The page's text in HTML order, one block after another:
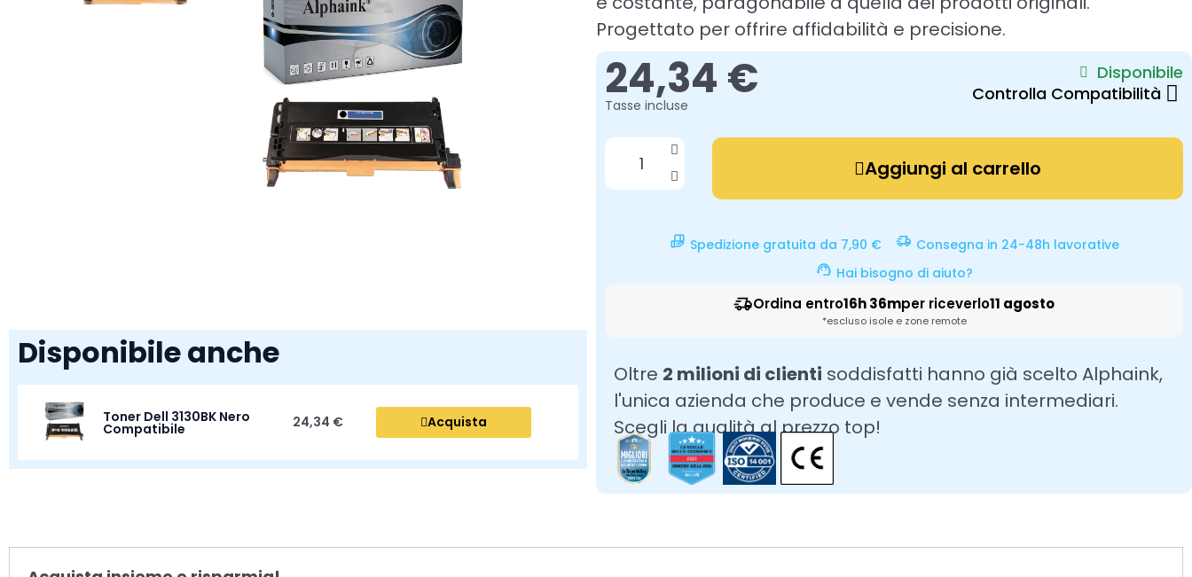
Disponibile anche
Toner Dell 3130BK Nero
Compatibile 24,34 € Acquista
Progettato per offrire affidabilità e precisione.
24,34 €
Tasse incluse
Disponibile
Controlla Compatibilità
Aggiungi al carrello
Spedizione gratuita da 7,90 €
Consegna in 24-48h lavorative
Hai bisogno di aiuto?
Ordina entro16h 36mper riceverlo11 agosto
*escluso isole e zone remote
Oltre 2 milioni di clienti soddisfatti hanno già scelto Alphaink,
l'unica azienda che produce e vende senza intermediari.
Scegli la qualità al prezzo top!